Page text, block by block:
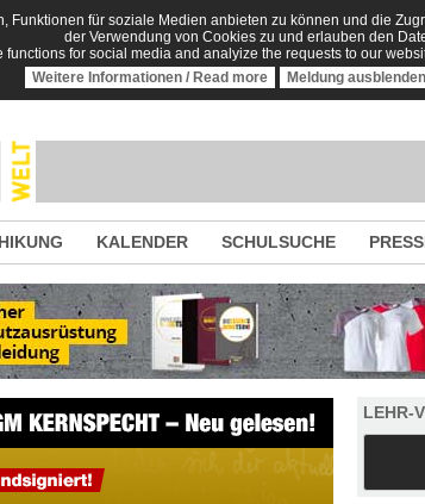
für soziale Medien anbieten zu können und die
der Verwendung von Cookies zu und erlauben den
for social media and analyize the requests to our
Weitere Informationen / Read more
Meldung
KALENDER SCHULSUCHE
LEHR-